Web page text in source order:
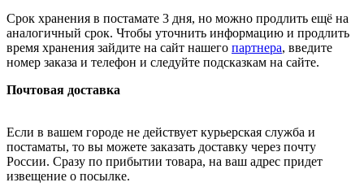
Срок хранения в постамате 3 дня, но можно продлить ещё на
аналогичный срок. Чтобы уточнить информацию и продлить
время хранения зайдите на сайт нашего партнера, введите
номер заказа и телефон и следуйте подсказкам на сайте.
Почтовая доставка
Если в вашем городе не действует курьерская служба и
постаматы, то вы можете заказать доставку через почту
России. Сразу по прибытии товара, на ваш адрес придет
извещение о посылке.